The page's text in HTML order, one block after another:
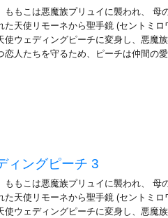
ももこは悪魔族プリュイに襲われ、 母
た天使リモーネから聖手鏡 (セントミ
使ウェディングピーチに変身し、悪魔
恋人たちを守るため、ピーチは仲間の
ィングピーチ 3
ももこは悪魔族プリュイに襲われ、 母
た天使リモーネから聖手鏡 (セントミ
使ウェディングピーチに変身し、悪魔